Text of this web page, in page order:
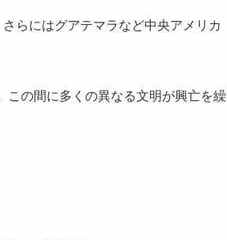
らにはグアテマラなど中央アメリカ
この間に多くの異なる文明が興亡を繰